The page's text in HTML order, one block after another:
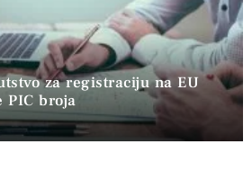
za registraciju na EU
PIC broja